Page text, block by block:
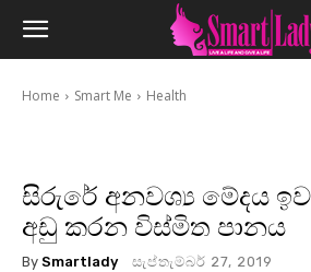
Home Smart Me Health
සිරුරේ අනවශ්‍ය මේදය
අඩු කරන විස්මිත පානය
By Smartlady සැප්තැම්බර් 27, 2019